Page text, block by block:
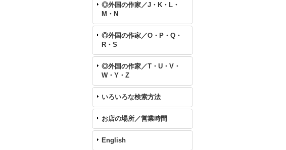
◎外国の作家／J・K・L・
M・N
◎外国の作家／O・P・Q・
R・S
◎外国の作家／T・U・V・
W・Y・Z
いろいろな検索方法
お店の場所／営業時間
English